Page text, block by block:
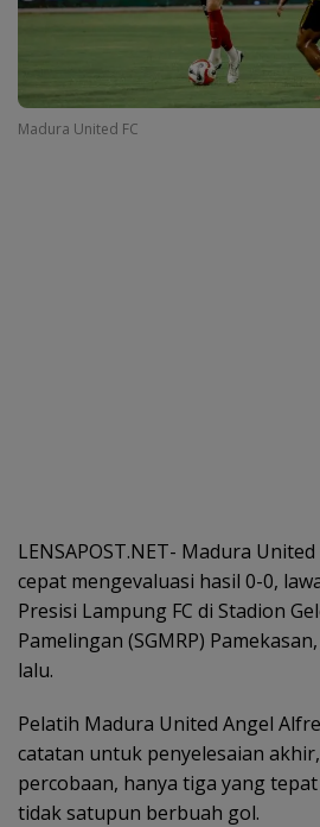
Madura United FC
LENSAPOST.NET- Madura
cepat mengevaluasi hasil 0-0,
Presisi Lampung FC di Stadion
Pamelingan (SGMRP)
lalu.
Pelatih Madura United Angel
catatan untuk penyelesaian
percobaan, hanya tiga yang
tidak satupun berbuah gol.